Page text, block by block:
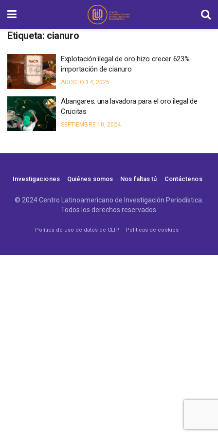
Etiqueta: cianuro
Explotación ilegal de oro hizo crecer 623%
importación de cianuro
AGOSTO 14, 2025
Abangares: una lavadora para el oro ilegal de
Crucitas
SEPTIEMBRE 10, 2024
Investigaciones Quiénes somos Nos faltas tú Contáctenos
© 2024 Centro Latinoamericano de Investigación Periodística.
Todos los derechos reservados.
Política de uso de datos de CLIP Políticas de cookies